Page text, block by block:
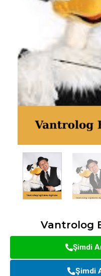
Vantrolog
Şimdi
Şimdi